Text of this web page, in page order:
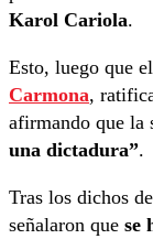
Karol Cariola.
Esto, luego que
Carmona,
afirmando que la
una dictadura”.
Tras los dichos
señalaron que se